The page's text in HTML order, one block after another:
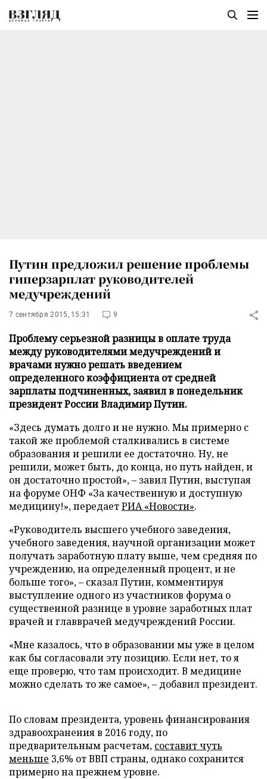
Путин предложил решение проблемы
гиперзарплат руководителей
медучреждений
7 сентября 2015, 15:31 9
Проблему серьезной разницы в оплате труда
между руководителями медучреждений и
врачами нужно решать введением
определенного коэффициента от средней
зарплаты подчиненных, заявил в понедельник
президент России Владимир Путин.
«Здесь думать долго и не нужно. Мы примерно с
такой же проблемой сталкивались в системе
образования и решили ее достаточно. Ну, не
решили, может быть, до конца, но путь найден, и
он достаточно простой», – завил Путин, выступая
на форуме ОНФ «За качественную и доступную
медицину!», передаетРИА «Новости».
«Руководитель высшего учебного заведения,
учебного заведения, научной организации может
получать заработную плату выше, чем средняя по
учреждению, на определенный процент, и не
больше того», – сказал Путин, комментируя
выступление одного из участников форума о
существенной разнице в уровне заработных плат
врачей и главврачей медучреждений России.
«Мне казалось, что в образовании мы уже в целом
как бы согласовали эту позицию. Если нет, то я
еще проверю, что там происходит. В медицине
можно сделать то же самое», – добавил президент.
По словам президента, уровень финансирования
здравоохранения в 2016 году, по
предварительным расчетам, составит чуть
меньше 3,6% от ВВП страны, однако сохранится
примерно на прежнем уровне.